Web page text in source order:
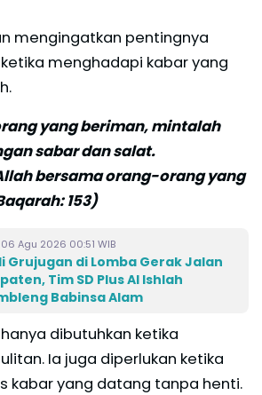
mengingatkan pentingnya
menghadapi kabar yang
yang beriman, mintalah
sabar dan salat.
bersama orang-orang yang
153)
Agu 2026 00:51 WIB
Grujugan di Lomba Gerak Jalan
Tim SD Plus Al Ishlah
Babinsa Alam
dibutuhkan ketika
Ia juga diperlukan ketika
kabar yang datang tanpa henti.